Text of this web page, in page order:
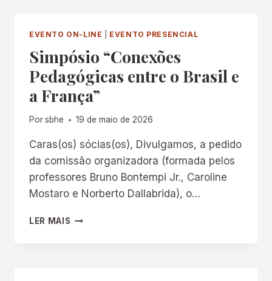
EVENTO ON-LINE EVENTO PRESENCIAL
Simpósio “Conexões
Pedagógicas entre o Brasil e
a França”
Porsbhe 19 de maio de 2026
Caras(os) sócias(os), Divulgamos, a pedido
da comissão organizadora (formada pelos
professores Bruno Bontempi Jr., Caroline
Mostaro e Norberto Dallabrida), o…
LER MAIS SIMPÓSIO